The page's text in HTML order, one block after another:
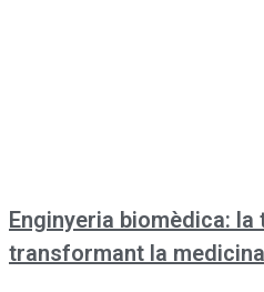
Enginyeria biomèdica:
transformant la medicina